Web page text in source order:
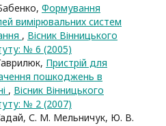
Формування
вимірювальних систем
, Вісник Вінницького
№ 6 (2005)
Пристрій для
пошкоджень в
, Вісник Вінницького
№ 2 (2007)
С. М. Мельничук, Ю. В.